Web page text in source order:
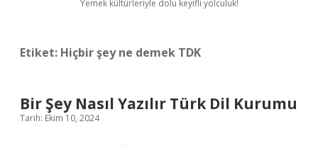
Yemek kültürleriyle dolu keyifli yolculuk!
Etiket: Hiçbir şey ne demek TDK
Bir Şey Nasıl Yazılır Türk Dil Kurumu
Tarih: Ekim 10, 2024